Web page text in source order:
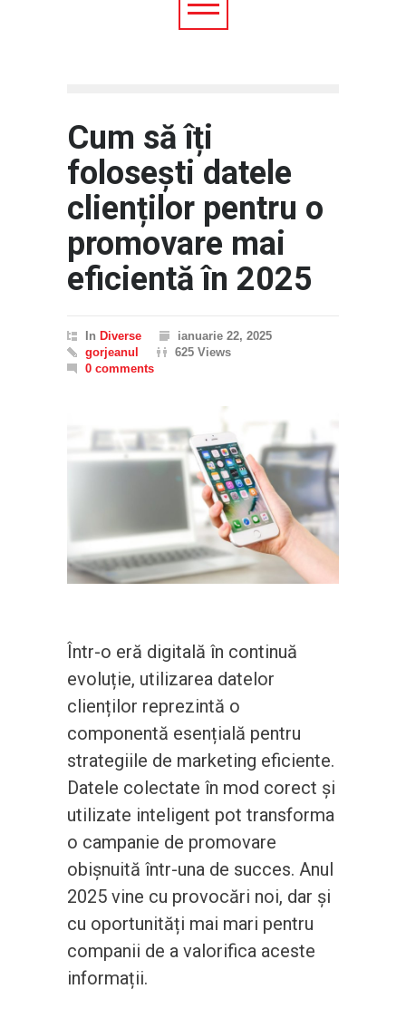
Cum să îți
folosești datele
clienților pentru o
promovare mai
eficientă în 2025
In Diverse
ianuarie 22, 2025
gorjeanul
625 Views
0 comments
Într-o eră digitală în continuă
evoluție, utilizarea datelor
clienților reprezintă o
componentă esențială pentru
strategiile de marketing eficiente.
Datele colectate în mod corect și
utilizate inteligent pot transforma
o campanie de promovare
obișnuită într-una de succes. Anul
2025 vine cu provocări noi, dar și
cu oportunități mai mari pentru
companii de a valorifica aceste
informații.